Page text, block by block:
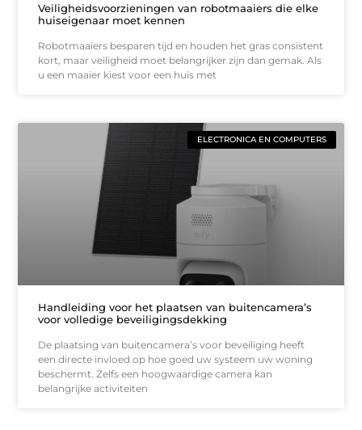
Veiligheidsvoorzieningen van robotmaaiers die elke
huiseigenaar moet kennen
Robotmaaiers besparen tijd en houden het gras consistent
kort, maar veiligheid moet belangrijker zijn dan gemak. Als
u een maaier kiest voor een huis met
ELECTRONICA EN COMPUTERS
Handleiding voor het plaatsen van buitencamera’s
voor volledige beveiligingsdekking
De plaatsing van buitencamera’s voor beveiliging heeft
een directe invloed op hoe goed uw systeem uw woning
beschermt. Zelfs een hoogwaardige camera kan
belangrijke activiteiten